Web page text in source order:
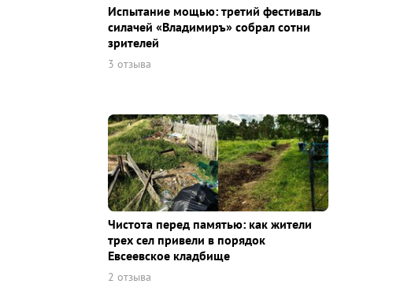
Испытание мощью: третий фестиваль
силачей «Владимиръ» собрал сотни
зрителей
3 отзыва
Чистота перед памятью: как жители
трех сел привели в порядок
Евсеевское кладбище
2 отзыва